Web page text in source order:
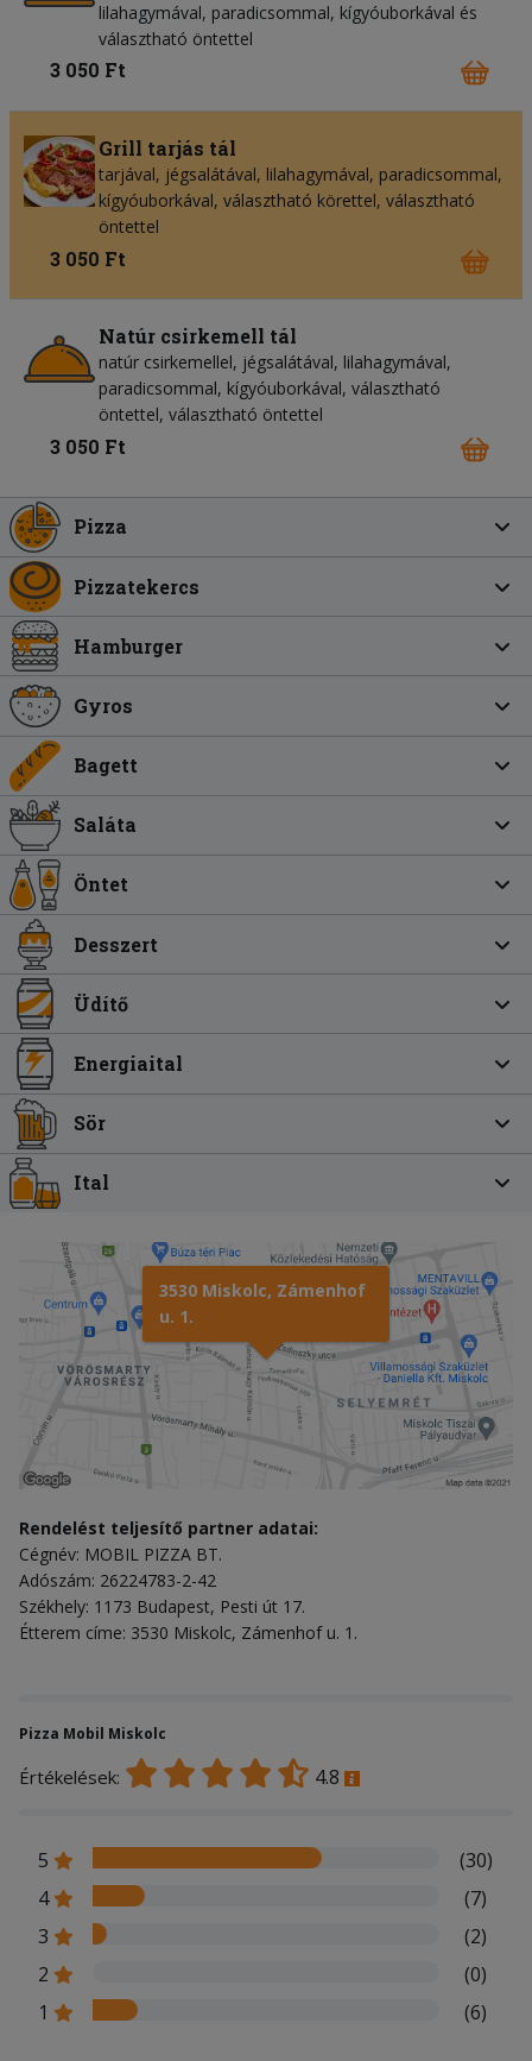
lilahagymával, paradicsommal, kígyóuborkával és
választható öntettel
3 050 Ft
Grill tarjás tál
tarjával, jégsalátával, lilahagymával, paradicsommal,
kígyóuborkával, választható körettel, választható
öntettel
3 050 Ft
Natúr csirkemell tál
natúr csirkemellel, jégsalátával, lilahagymával,
paradicsommal, kígyóuborkával, választható
öntettel, választható öntettel
3 050 Ft
Pizza
Pizzatekercs
Hamburger
Gyros
Bagett
Saláta
Öntet
Desszert
Üdítő
Energiaital
Sör
Ital
3530 Miskolc, Zámenhof
u. 1.
Rendelést teljesítő partner adatai:
Cégnév: MOBIL PIZZA BT.
Adószám: 26224783-2-42
Székhely: 1173 Budapest, Pesti út 17.
Étterem címe: 3530 Miskolc, Zámenhof u. 1.
Pizza Mobil Miskolc
Értékelések: 4.8
5
(30)
4
(7)
3
(2)
2
(0)
1
(6)